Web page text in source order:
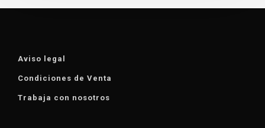
Aviso legal
Condiciones de Venta
Trabaja con nosotros